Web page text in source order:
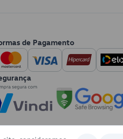
de Pagamento